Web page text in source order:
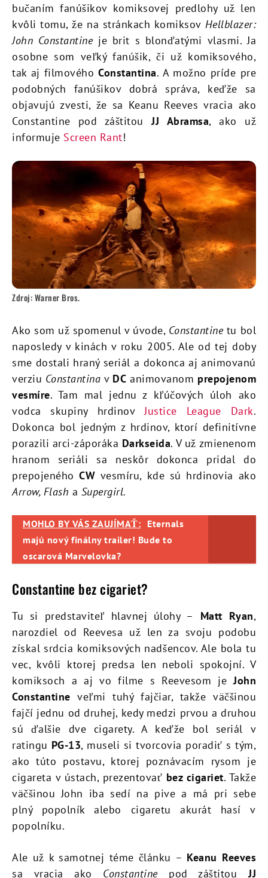
bučaním fanúšikov komiksovej predlohy už len
kvôli tomu, že na stránkach komiksov Hellblazer:
John Constantineje brit s blonďatými vlasmi. Ja
osobne som veľký fanúšik, či už komiksového,
tak aj filmovéhoConstantina. A možno príde pre
podobných fanúšikov dobrá správa, keďže sa
objavujú zvesti, že sa Keanu Reeves vracia ako
Constantine pod záštitouJJ Abramsa, ako už
informuje Screen Rant!
Zdroj: Warner Bros.
Ako som už spomenul v úvode, Constantinetu bol
naposledy v kinách v roku 2005. Ale od tej doby
sme dostali hraný seriál a dokonca aj animovanú
verziu Constantina v DC animovanom prepojenom
vesmíre. Tam mal jednu z kľúčových úloh ako
vodca skupiny hrdinovJustice League Dark.
Dokonca bol jedným z hrdinov, ktorí definitívne
porazili arci-záporáka Darkseida. V už zmienenom
hranom seriáli sa neskôr dokonca pridal do
prepojenéhoCW vesmíru, kde sú hrdinovia ako
Arrow, Flash a Supergirl.
MOHLO BY VÁS ZAUJÍMAŤ: Eternals
majú nový finálny trailer! Bude to
oscarová Marvelovka?
Constantine bez cigariet?
Tu si predstaviteľ hlavnej úlohy – Matt Ryan,
narozdiel od Reevesa už len za svoju podobu
získal srdcia komiksových nadšencov. Ale bola tu
vec, kvôli ktorej predsa len neboli spokojní. V
komiksoch a aj vo filme s Reevesom jeJohn
Constantine veľmi tuhý fajčiar, takže väčšinou
fajčí jednu od druhej, kedy medzi prvou a druhou
sú ďalšie dve cigarety. A keďže bol seriál v
ratingu PG-13, museli si tvorcovia poradiť s tým,
ako túto postavu, ktorej poznávacím rysom je
cigareta v ústach, prezentovať bez cigariet. Takže
väčšinou John iba sedí na pive a má pri sebe
plný popolník alebo cigaretu akurát hasí v
popolníku.
Ale už k samotnej téme článku – Keanu Reeves
sa vracia ako Constantinepod záštitouJJ